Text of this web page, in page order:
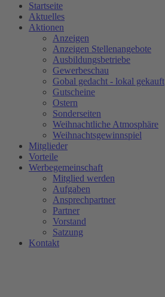
Startseite
Aktuelles
Aktionen
Anzeigen
Anzeigen Stellenangebote
Ausbildungsbetriebe
Gewerbeschau
Gobal gedacht - lokal gekauft
Gutscheine
Ostern
Sonderseiten
Weihnachtliche Atmosphäre
Weihnachtsgewinnspiel
Mitglieder
Vorteile
Werbegemeinschaft
Mitglied werden
Aufgaben
Ansprechpartner
Partner
Vorstand
Satzung
Kontakt